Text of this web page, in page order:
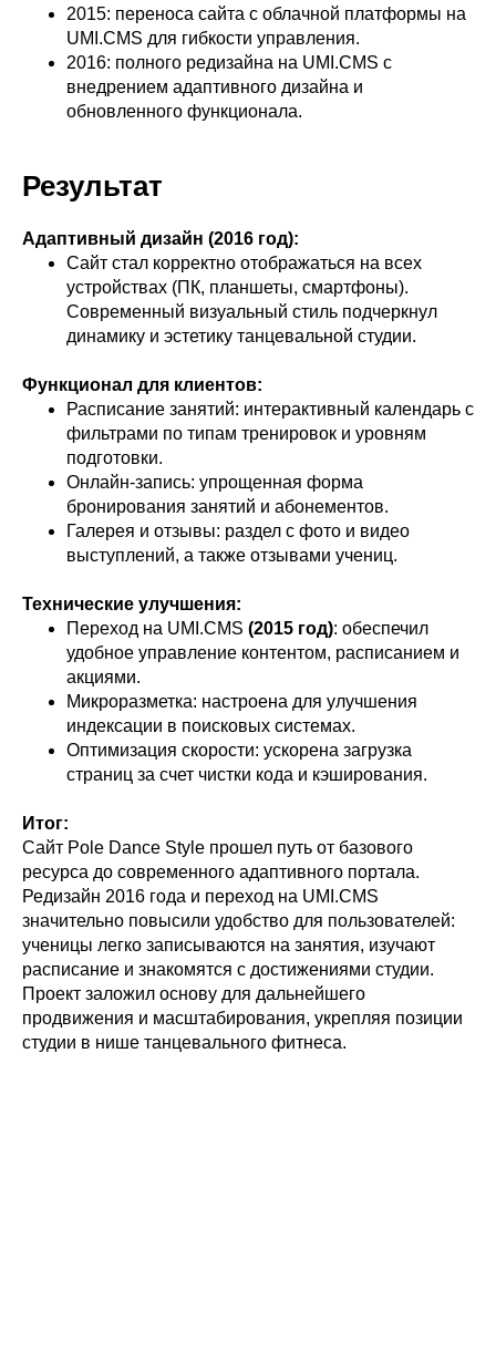
2015: переноса сайта с облачной платформы на
UMI.CMS для гибкости управления.
2016: полного редизайна на UMI.CMS с
внедрением адаптивного дизайна и
обновленного функционала.
Результат
Адаптивный дизайн (2016 год):
Сайт стал корректно отображаться на всех
устройствах (ПК, планшеты, смартфоны).
Современный визуальный стиль подчеркнул
динамику и эстетику танцевальной студии.
Функционал для клиентов:
Расписание занятий: интерактивный календарь с
фильтрами по типам тренировок и уровням
подготовки.
Онлайн-запись: упрощенная форма
бронирования занятий и абонементов.
Галерея и отзывы: раздел с фото и видео
выступлений, а также отзывами учениц.
Технические улучшения:
Переход на UMI.CMS (2015 год): обеспечил
удобное управление контентом, расписанием и
акциями.
Микроразметка: настроена для улучшения
индексации в поисковых системах.
Оптимизация скорости: ускорена загрузка
страниц за счет чистки кода и кэширования.
Итог:
Сайт Pole Dance Style прошел путь от базового
ресурса до современного адаптивного портала.
Редизайн 2016 года и переход на UMI.CMS
значительно повысили удобство для пользователей:
ученицы легко записываются на занятия, изучают
расписание и знакомятся с достижениями студии.
Проект заложил основу для дальнейшего
продвижения и масштабирования, укрепляя позиции
студии в нише танцевального фитнеса.